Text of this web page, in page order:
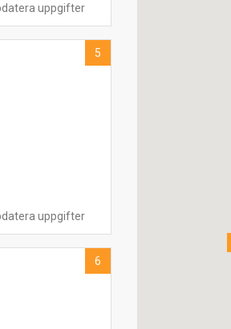
uppgifter
uppgifter
5
6